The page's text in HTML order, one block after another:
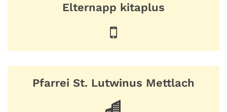
Elternapp kitaplus
Pfarrei St. Lutwinus Mettlach